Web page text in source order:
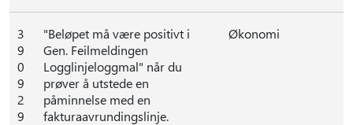
3
9
0
9
2
9
"Beløpet må være positivt i
Gen. Feilmeldingen
Logglinjeloggmal" når du
prøver å utstede en
påminnelse med en
fakturaavrundingslinje.
Økonomi